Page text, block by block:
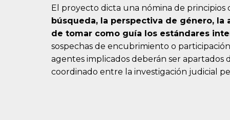
El proyecto dicta una nómina de principios
búsqueda, la perspectiva de género,
de tomar como guía los estándares
sospechas de encubrimiento o
agentes implicados deberán ser apartados
coordinado entre la investigación judicial